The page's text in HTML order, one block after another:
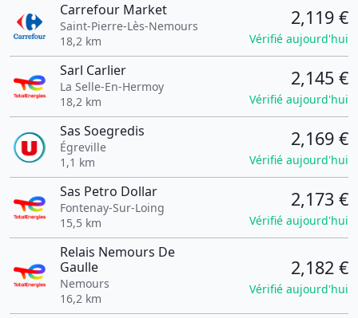
Carrefour Market
Saint-Pierre-Lès-Nemours
18,2 km
2,119 €
Vérifié aujourd'hui
Sarl Carlier
La Selle-En-Hermoy
18,2 km
2,145 €
Vérifié aujourd'hui
Sas Soegredis
Égreville
1,1 km
2,169 €
Vérifié aujourd'hui
Sas Petro Dollar
Fontenay-Sur-Loing
15,5 km
2,173 €
Vérifié aujourd'hui
Relais Nemours De
Gaulle
Nemours
16,2 km
2,182 €
Vérifié aujourd'hui